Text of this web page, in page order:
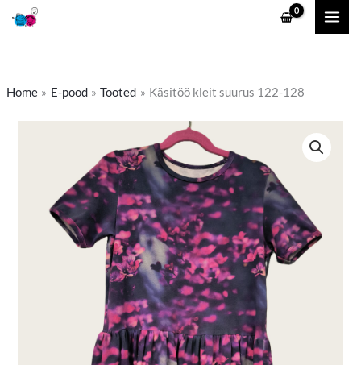
Skip
Home E-pood Tooted Käsitöö kleit suurus 122-128